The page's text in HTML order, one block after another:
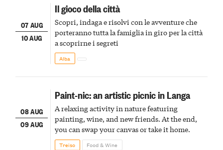
07 AUG
10 AUG
Il gioco della città
Scopri, indaga e risolvi con le avventure che
porteranno tutta la famiglia in giro per la città
a scoprirne i segreti
Alba
08 AUG
09 AUG
Paint-nic: an artistic picnic in Langa
A relaxing activity in nature featuring
painting, wine, and new friends. At the end,
you can swap your canvas or take it home.
Treiso Food & Wine